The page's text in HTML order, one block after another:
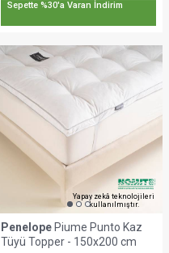
Sepette %30'a Varan İndirim
Yapay zekâ teknolojileri
kullanılmıştır.
Penelope Piume Punto Kaz
Tüyü Topper - 150x200 cm